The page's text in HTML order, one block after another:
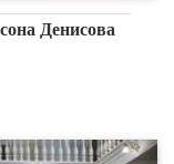
Денисова